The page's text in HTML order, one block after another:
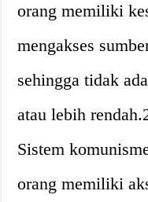
orang memiliki
mengakses
sehingga tidak
atau lebih
Sistem
orang memiliki